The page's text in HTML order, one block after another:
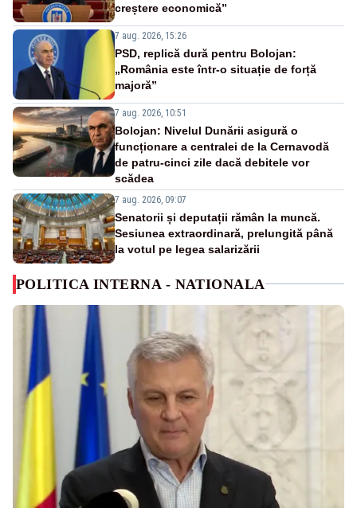
creștere economică”
7 aug. 2026, 15:26
PSD, replică dură pentru Bolojan:
„România este într-o situație de forță
majoră”
7 aug. 2026, 10:51
Bolojan: Nivelul Dunării asigură o
funcționare a centralei de la Cernavodă
de patru-cinci zile dacă debitele vor
scădea
7 aug. 2026, 09:07
Senatorii și deputații rămân la muncă.
Sesiunea extraordinară, prelungită până
la votul pe legea salarizării
POLITICA INTERNA - NATIONALA